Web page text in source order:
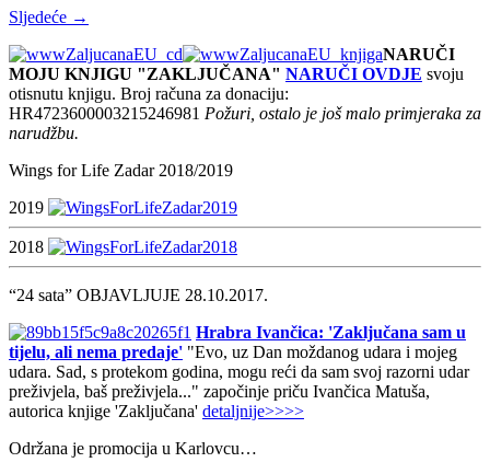
Sljedeće →
NARUČI
MOJU KNJIGU "ZAKLJUČANA" NARUČI OVDJE svoju
otisnutu knjigu. Broj računa za donaciju:
HR4723600003215246981 Požuri, ostalo je još malo primjeraka za
narudžbu.
Wings for Life Zadar 2018/2019
2019
2018
“24 sata” OBJAVLJUJE 28.10.2017.
Hrabra Ivančica: 'Zaključana sam u
tijelu, ali nema predaje' "Evo, uz Dan moždanog udara i mojeg
udara. Sad, s protekom godina, mogu reći da sam svoj razorni udar
preživjela, baš preživjela..." započinje priču Ivančica Matuša,
autorica knjige 'Zaključana' detaljnije>>>>
Održana je promocija u Karlovcu…